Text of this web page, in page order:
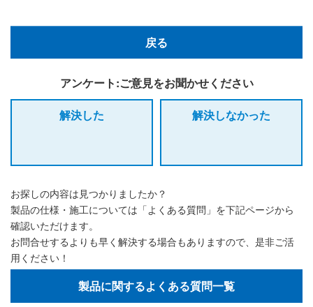
戻る
アンケート:ご意見をお聞かせください
解決した
解決しなかった
お探しの内容は見つかりましたか？
製品の仕様・施工については「よくある質問」を下記ページから
確認いただけます。
お問合せするよりも早く解決する場合もありますので、是非ご活
用ください！
製品に関するよくある質問一覧